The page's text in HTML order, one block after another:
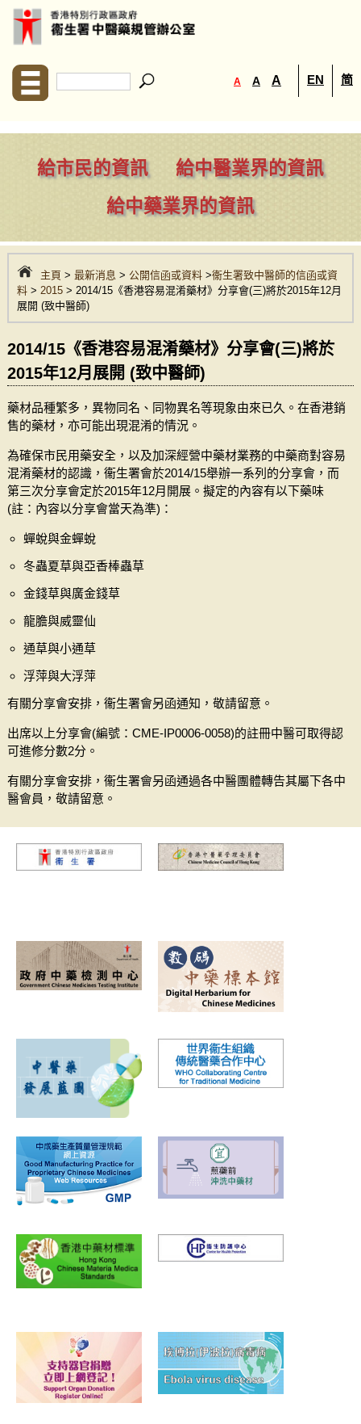
A A A EN 简
給市民的資訊
給中醫業界的資訊
給中藥業界的資訊
主頁 > 最新消息 > 公開信函或資料>衞生署致中醫師的信函或資
料> 2015> 2014/15《香港容易混淆藥材》分享會(三)將於2015年12月
展開 (致中醫師)
2014/15《香港容易混淆藥材》分享會(三)將於
2015年12月展開 (致中醫師)
藥材品種繁多，異物同名、同物異名等現象由來已久。在香港銷
售的藥材，亦可能出現混淆的情況。
為確保市民用藥安全，以及加深經營中藥材業務的中藥商對容易
混淆藥材的認識，衞生署會於2014/15舉辦一系列的分享會，而
第三次分享會定於2015年12月開展。擬定的內容有以下藥味
(註：內容以分享會當天為準)：
蟬蛻與金蟬蛻
冬蟲夏草與亞香棒蟲草
金錢草與廣金錢草
龍膽與威靈仙
通草與小通草
浮萍與大浮萍
有關分享會安排，衞生署會另函通知，敬請留意。
出席以上分享會(編號：CME-IP0006-0058)的註冊中醫可取得認
可進修分數2分。
有關分享會安排，衞生署會另函通過各中醫團體轉告其屬下各中
醫會員，敬請留意。